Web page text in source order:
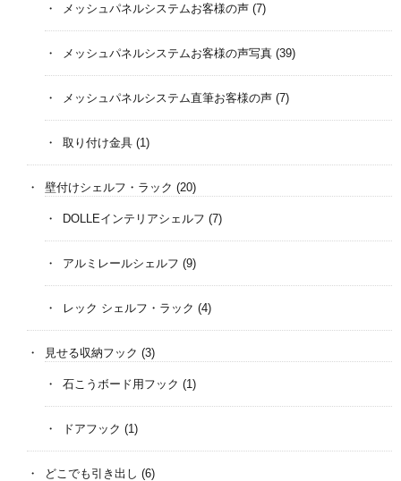
メッシュパネルシステムお客様の声 (7)
メッシュパネルシステムお客様の声写真 (39)
メッシュパネルシステム直筆お客様の声 (7)
取り付け金具 (1)
壁付けシェルフ・ラック (20)
DOLLEインテリアシェルフ (7)
アルミレールシェルフ (9)
レック シェルフ・ラック (4)
見せる収納フック (3)
石こうボード用フック (1)
ドアフック (1)
どこでも引き出し (6)